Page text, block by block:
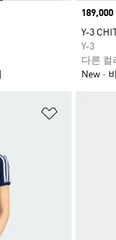
Price
189,000
Y-3
Y-3
다른 컬
New